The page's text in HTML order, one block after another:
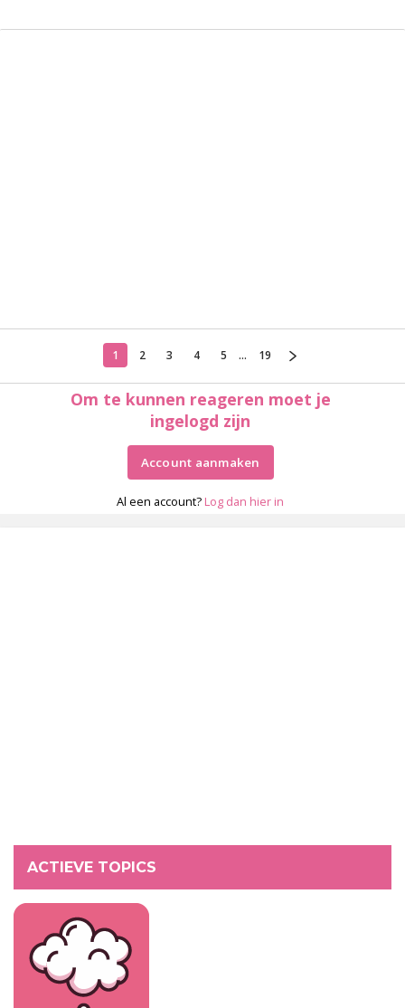
1 2 3 4 5 ... 19
Om te kunnen reageren moet je
ingelogd zijn
Account aanmaken
Al een account? Log dan hier in
ACTIEVE TOPICS